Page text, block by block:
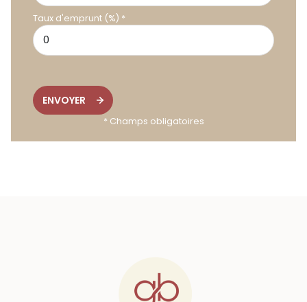
Taux d'emprunt (%) *
ENVOYER
* Champs obligatoires